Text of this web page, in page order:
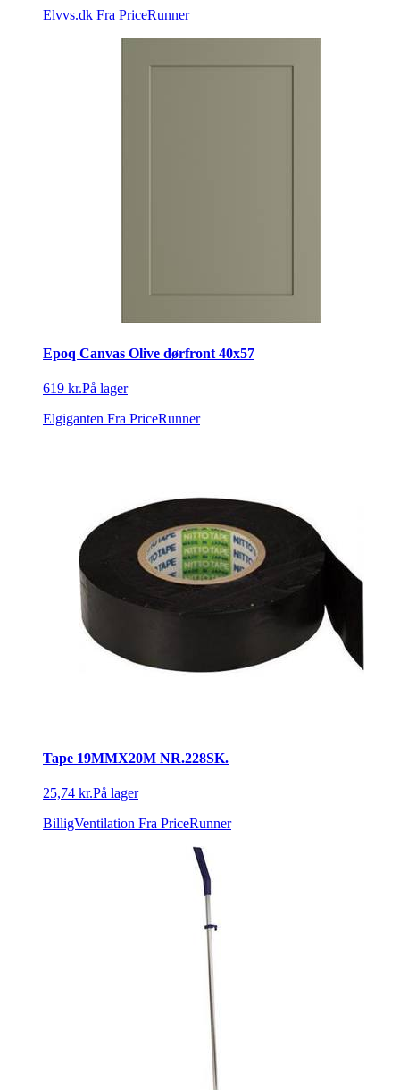
Elvvs.dk Fra PriceRunner
Epoq Canvas Olive dørfront 40x57
619 kr.På lager
Elgiganten Fra PriceRunner
Tape 19MMX20M NR.228SK.
25,74 kr.På lager
BilligVentilation Fra PriceRunner